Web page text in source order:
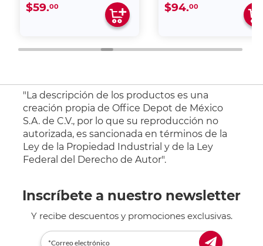
$59.00 $94.00
"La descripción de los productos es una
creación propia de Office Depot de México
S.A. de C.V., por lo que su reproducción no
autorizada, es sancionada en términos de la
Ley de la Propiedad Industrial y de la Ley
Federal del Derecho de Autor".
Inscríbete a nuestro newsletter
Y recibe descuentos y promociones exclusivas.